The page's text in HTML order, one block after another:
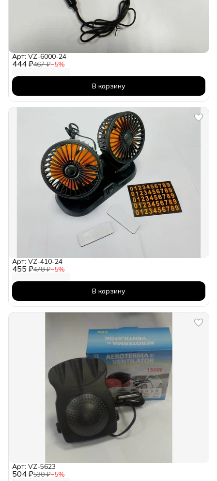
444 ₽467 ₽−5%
Арт: VZ-6000-24
В корзину
455 ₽478 ₽−5%
Арт: VZ-410-24
В корзину
504 ₽530 ₽−5%
Арт: VZ-5623